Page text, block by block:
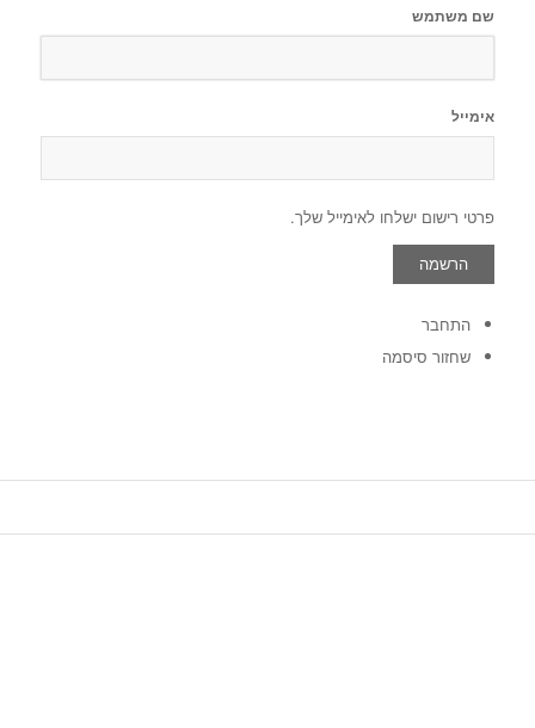
שם משתמש
אימייל
פרטי רישום ישלחו לאימייל שלך.
התחבר
שחזור סיסמה